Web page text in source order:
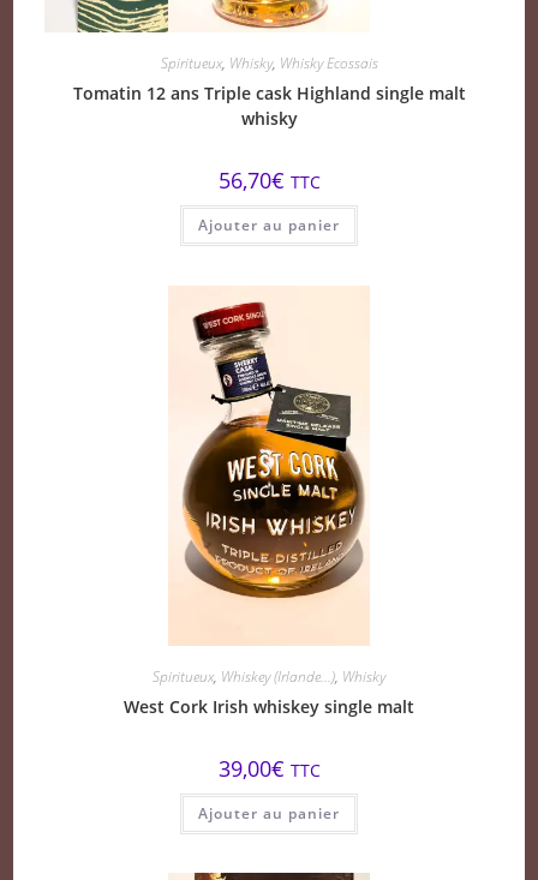
Spiritueux, Whisky, Whisky Ecossais
Tomatin 12 ans Triple cask Highland single malt
whisky
56,70€ TTC
Ajouter au panier
Spiritueux, Whiskey (Irlande...), Whisky
West Cork Irish whiskey single malt
39,00€ TTC
Ajouter au panier